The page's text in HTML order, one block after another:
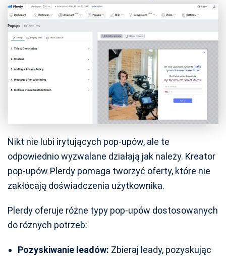
Nikt nie lubi irytujących pop-upów, ale te
odpowiednio wyzwalane działają jak należy. Kreator
pop-upów Plerdy pomaga tworzyć oferty, które nie
zakłócają doświadczenia użytkownika.
Plerdy oferuje różne typy pop-upów dostosowanych
do różnych potrzeb:
Pozyskiwanie leadów: Zbieraj leady, pozyskując